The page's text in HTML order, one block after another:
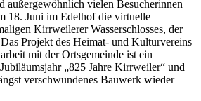
außergewöhnlich vielen Besucherinnen
18. Juni im Edelhof die virtuelle
Kirrweilerer Wasserschlosses, der
Projekt des Heimat- und Kulturvereins
mit der Ortsgemeinde ist ein
„825 Jahre Kirrweiler“ und
verschwundenes Bauwerk wieder